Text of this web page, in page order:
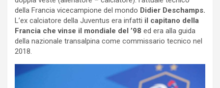
della Francia vicecampione del mondo Didier Deschamps.
L’ex calciatore della Juventus era infatti il capitano della
Francia che vinse il mondiale del ’98 ed era alla guida
della nazionale transalpina come commissario tecnico nel
2018.